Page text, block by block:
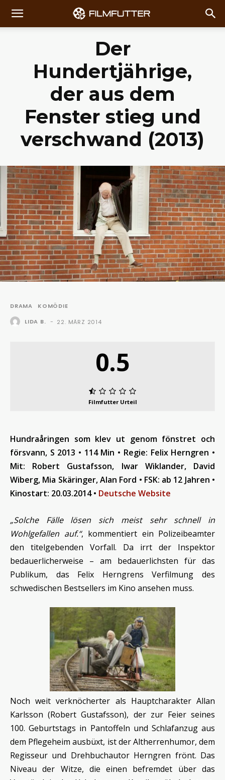
Der
Hundertjährige,
der aus dem
Fenster stieg und
verschwand (2013)
DRAMA
KOMÖDIE
LIDA B. - 22. MÄRZ 2014
0.5
Filmfutter Urteil
Hundraåringen som klev ut genom fönstret och
försvann, S 2013 • 114 Min • Regie: Felix Herngren •
Mit: Robert Gustafsson, Iwar Wiklander, David
Wiberg, Mia Skäringer, Alan Ford • FSK: ab 12 Jahren •
Kinostart: 20.03.2014• Deutsche Website
„Solche Fälle lösen sich meist sehr schnell in
Wohlgefallen auf.“, kommentiert ein Polizeibeamter
den titelgebenden Vorfall. Da irrt der Inspektor
bedauerlicherweise – am bedauerlichsten für das
Publikum, das Felix Herngrens Verfilmung des
schwedischen Bestsellers im Kino ansehen muss.
Noch weit verknöcherter als Hauptcharakter Allan
Karlsson (Robert Gustafsson), der zur Feier seines
100. Geburtstags in Pantoffeln und Schlafanzug aus
dem Pflegeheim ausbüxt, ist der Altherrenhumor, dem
Regisseur und Drehbuchautor Herngren frönt. Das
Niveau der Witze, die einen befremdet über das